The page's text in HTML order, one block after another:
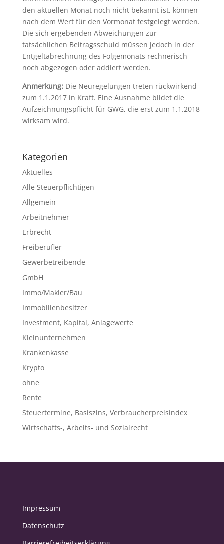
den aktuellen Monat noch nicht bekannt ist, können
nach dem Wert für den Vormonat festgelegt werden.
Die sich ergebenden Abweichungen zur
tatsächlichen Beitragsschuld müssen jedoch in der
Entgeltabrechnung des Folgemonats rechnerisch
noch abgezogen oder addiert werden.
Anmerkung:Die Neuregelungen treten rückwirkend
zum 1.1.2017 in Kraft. Eine Ausnahme bildet die
Aufzeichnungspflicht für GWG, die erst zum 1.1.2018
wirksam wird.
Kategorien
Aktuelles
Alle Steuerpflichtigen
Allgemein
Arbeitnehmer
Erbrecht
Freiberufler
Gewerbetreibende
GmbH
Immo/Makler/Bau
Immobilienbesitzer
Investment, Kapital, Anlagewerte
Kleinunternehmen
Krankenkasse
Krypto
ohne
Rente
Steuertermine, Basiszins, Verbraucherpreisindex
Wirtschafts-, Arbeits- und Sozialrecht
Impressum
Datenschutz